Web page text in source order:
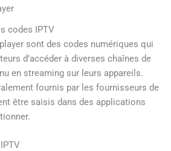
codes IPTV
sont des codes numériques qui
d’accéder à diverses chaînes de
en streaming sur leurs appareils.
fournis par les fournisseurs de
être saisis dans des applications